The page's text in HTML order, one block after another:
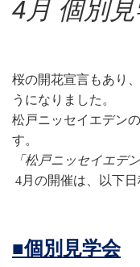
4月 個別
桜の開花宣言もあり
うになりました。
松戸ニッセイエデン
す。
「松戸ニッセイエデ
4月の開催は、以下日
■個別見学会